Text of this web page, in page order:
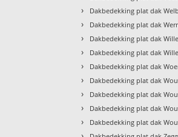
› Dakbedekking plat dak
› Dakbedekking plat dak
› Dakbedekking plat dak
› Dakbedekking plat dak
› Dakbedekking plat dak
› Dakbedekking plat dak
› Dakbedekking plat dak
› Dakbedekking plat dak
› Dakbedekking plat dak